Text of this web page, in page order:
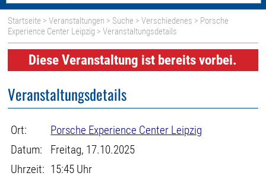
Startseite >Veranstaltungen > Suche >Verschiedenes > Porsche
Experience Center Leipzig > Veranstaltungsdetails
Diese Veranstaltung ist bereits vorbei.
Veranstaltungsdetails
Ort:
Porsche Experience Center Leipzig
Datum:
Freitag, 17.10.2025
Uhrzeit: 15:45 Uhr